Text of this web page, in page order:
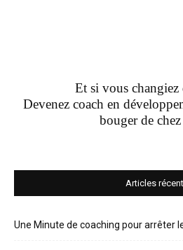
Et si vous changiez
Devenez coach en
bouger de
Articles
Une Minute de coaching pour arrêter